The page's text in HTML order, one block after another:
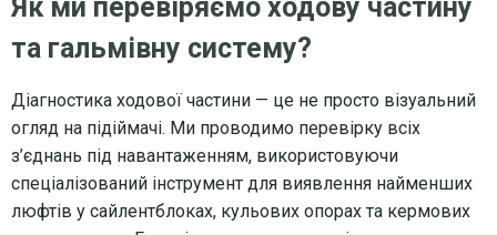
Як ми перевіряємо ходову частину
та гальмівну систему?
Діагностика ходової частини — це не просто візуальний
огляд на підіймачі. Ми проводимо перевірку всіх
з’єднань під навантаженням, використовуючи
спеціалізований інструмент для виявлення найменших
люфтів у сайлентблоках, кульових опорах та кермових